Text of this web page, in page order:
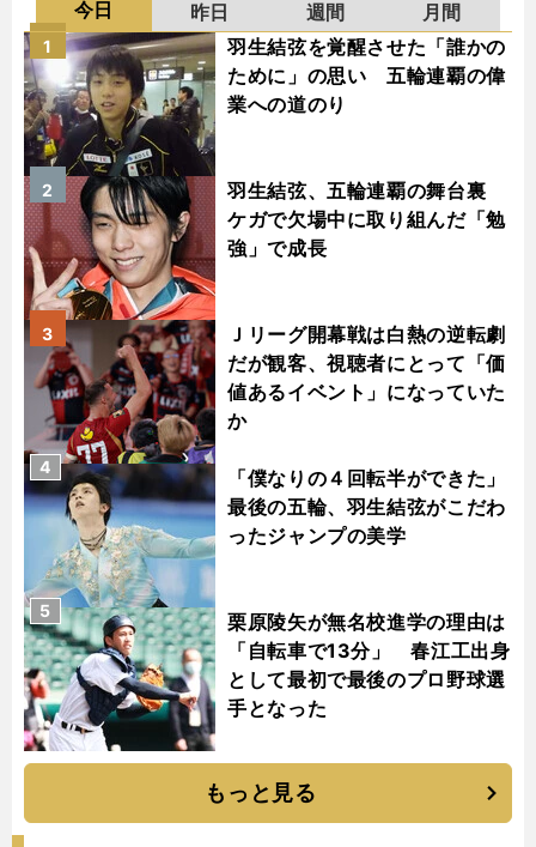
今日 昨日 週間
月間
羽生結弦を覚醒させた「誰かの
ために」の思い 五輪連覇の偉
業への道のり
1
羽生結弦、五輪連覇の舞台裏
ケガで欠場中に取り組んだ「勉
強」で成長
2
Ｊリーグ開幕戦は白熱の逆転劇
だが観客、視聴者にとって「価
値あるイベント」になっていた
か
3
「僕なりの４回転半ができた」
最後の五輪、羽生結弦がこだわ
ったジャンプの美学
4
栗原陵矢が無名校進学の理由は
「自転車で13分」 春江工出身
として最初で最後のプロ野球選
手となった
5
もっと見る